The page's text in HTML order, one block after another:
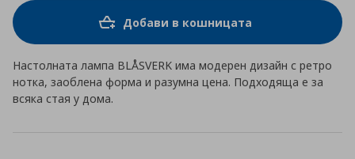
Добави в кошницата
Настолната лампа BLÅSVERK има модерен дизайн с ретро
нотка, заоблена форма и разумна цена. Подходяща е за
всяка стая у дома.